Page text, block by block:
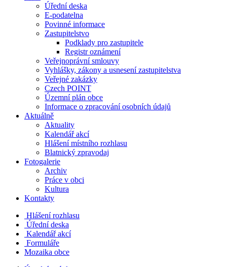
Úřední deska
E-podatelna
Povinné informace
Zastupitelstvo
Podklady pro zastupitele
Registr oznámení
Veřejnoprávní smlouvy
Vyhlášky, zákony a usnesení zastupitelstva
Veřejné zakázky
Czech POINT
Územní plán obce
Informace o zpracování osobních údajů
Aktuálně
Aktuality
Kalendář akcí
Hlášení místního rozhlasu
Blatnický zpravodaj
Fotogalerie
Archiv
Práce v obci
Kultura
Kontakty
Hlášení rozhlasu
Úřední deska
Kalendář akcí
Formuláře
Mozaika obce